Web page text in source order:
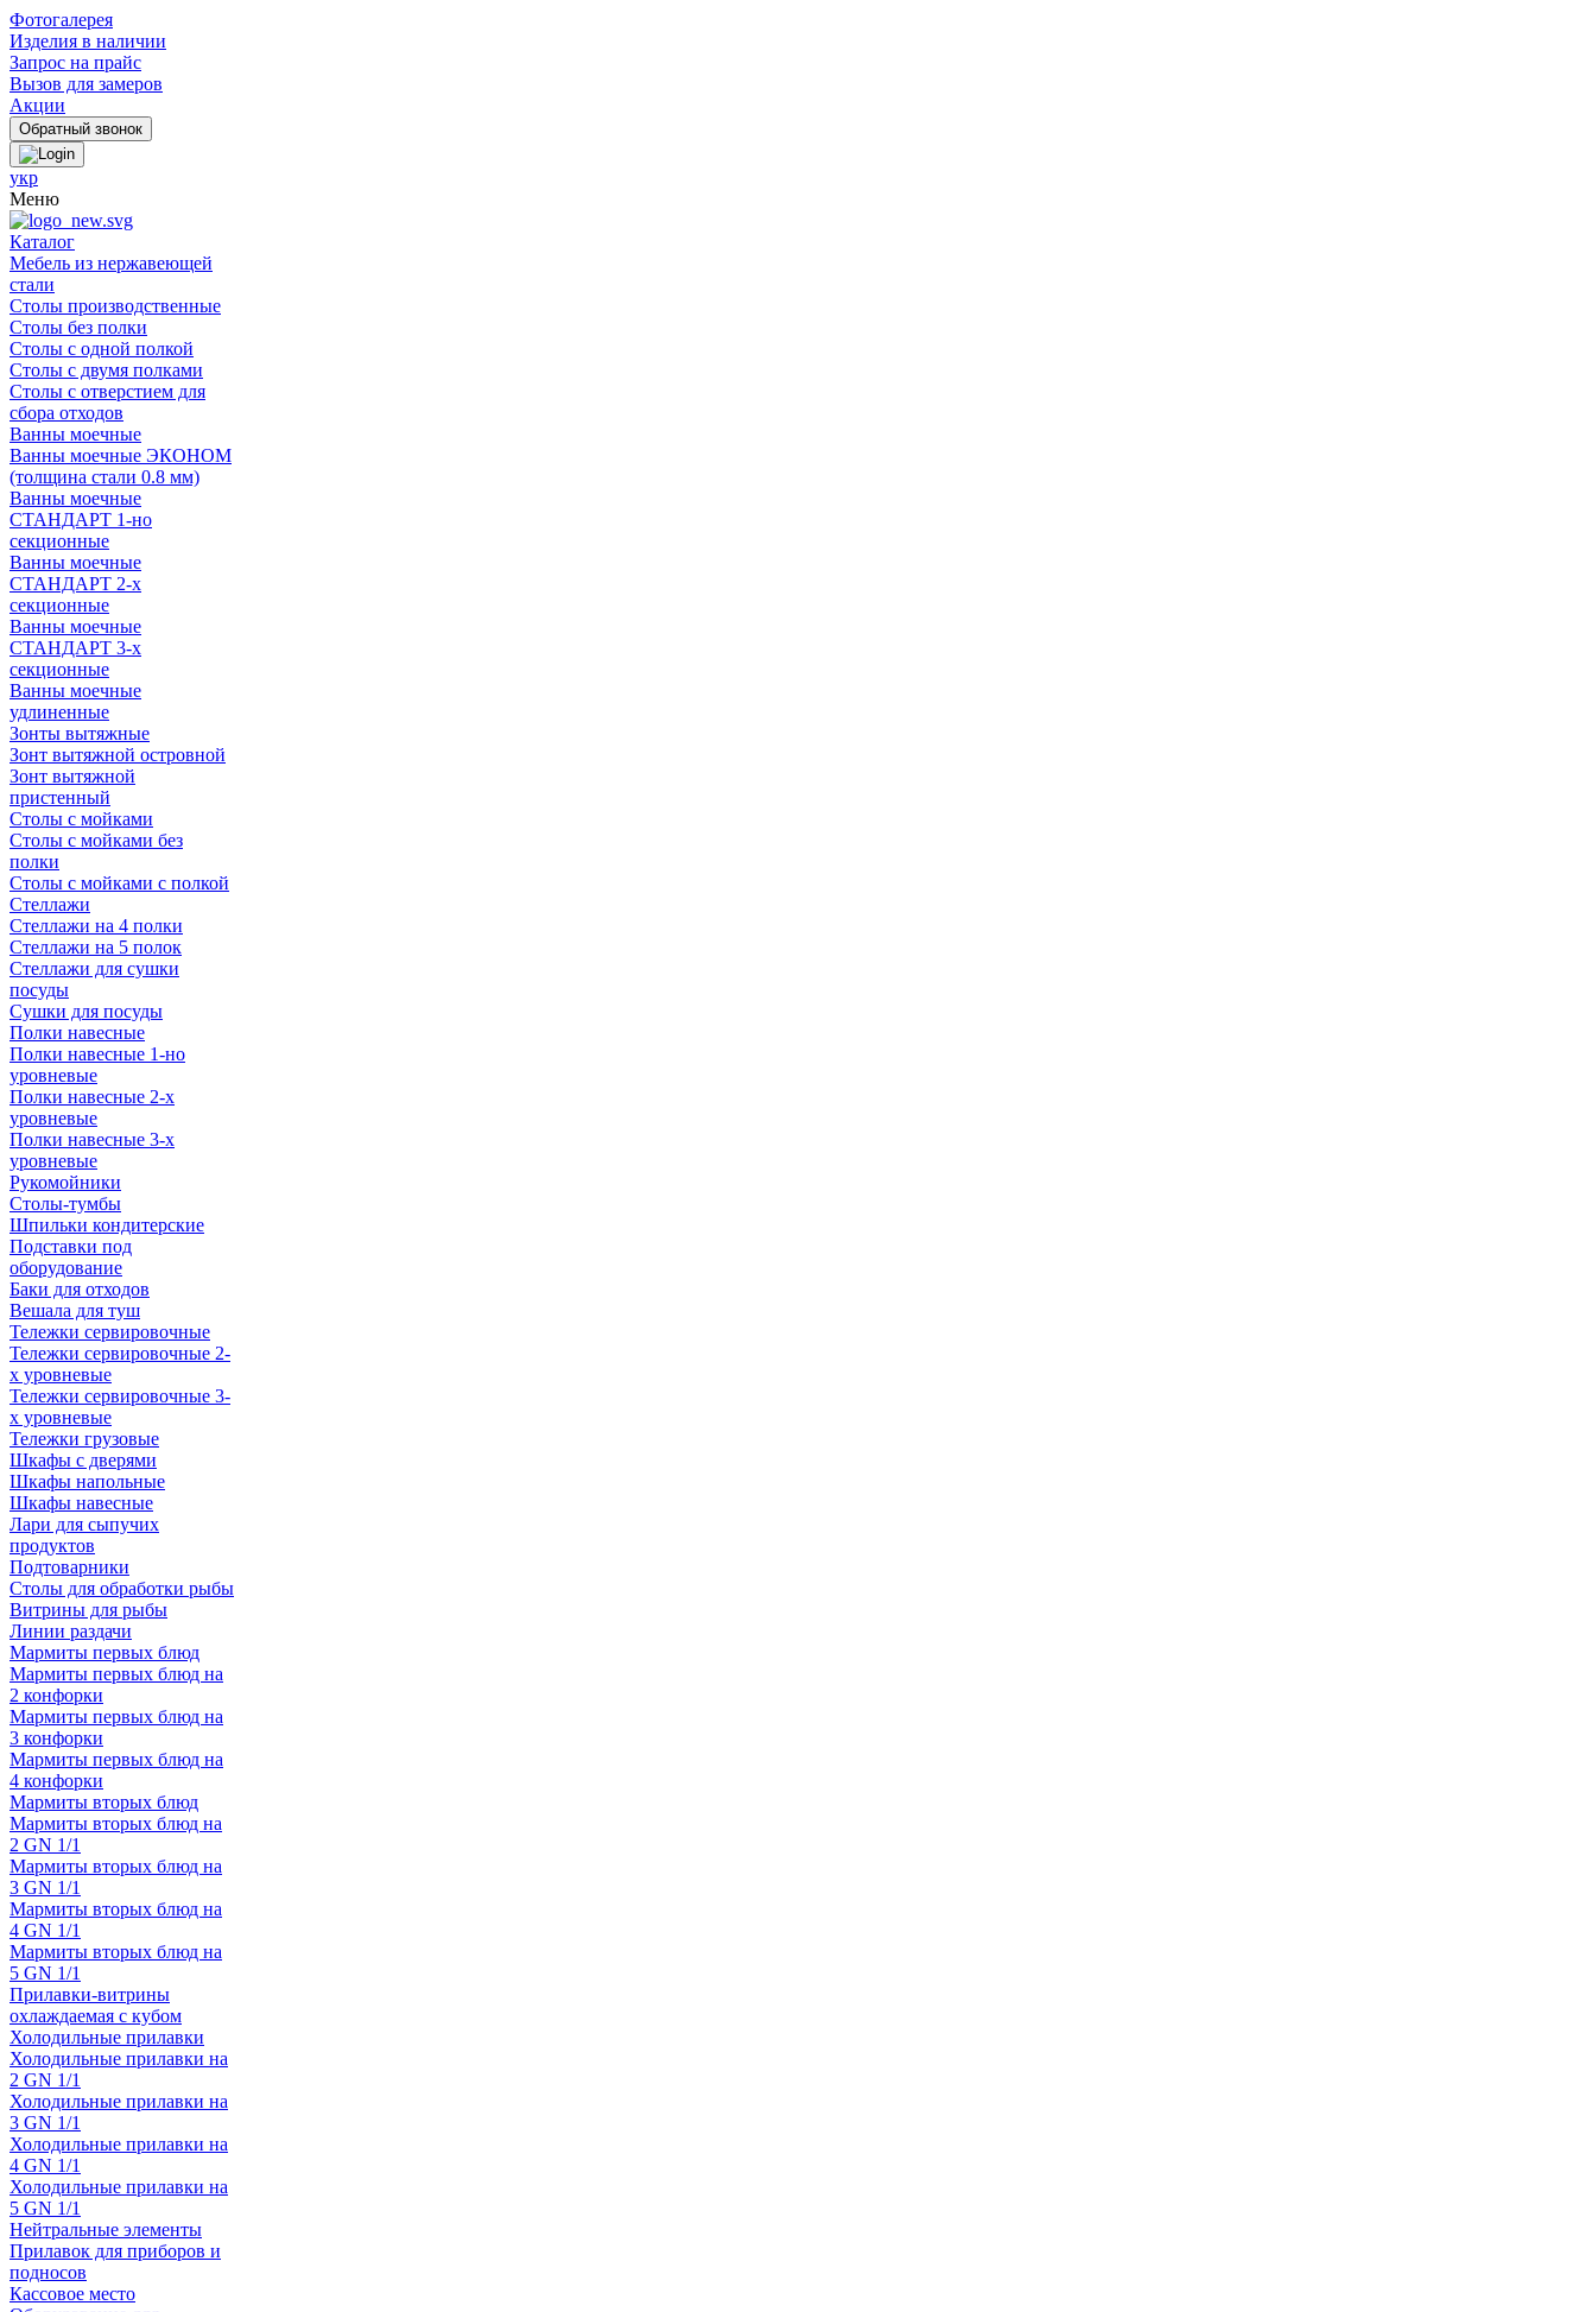
Фотогалерея
Изделия в наличии
Запрос на прайс
Вызов для замеров
Акции
укр
Меню
Каталог
Мебель из нержавеющей
стали
Столы производственные
Столы без полки
Столы с одной полкой
Столы с двумя полками
Столы с отверстием для
сбора отходов
Ванны моечные
Ванны моечные ЭКОНОМ
(толщина стали 0.8 мм)
Ванны моечные
СТАНДАРТ 1-но
секционные
Ванны моечные
СТАНДАРТ 2-х
секционные
Ванны моечные
СТАНДАРТ 3-х
секционные
Ванны моечные
удлиненные
Зонты вытяжные
Зонт вытяжной островной
Зонт вытяжной
пристенный
Столы с мойками
Столы с мойками без
полки
Столы с мойками с полкой
Стеллажи
Стеллажи на 4 полки
Стеллажи на 5 полок
Стеллажи для сушки
посуды
Сушки для посуды
Полки навесные
Полки навесные 1-но
уровневые
Полки навесные 2-х
уровневые
Полки навесные 3-х
уровневые
Рукомойники
Столы-тумбы
Шпильки кондитерские
Подставки под
оборудование
Баки для отходов
Вешала для туш
Тележки сервировочные
Тележки сервировочные 2-
х уровневые
Тележки сервировочные 3-
х уровневые
Тележки грузовые
Шкафы с дверями
Шкафы напольные
Шкафы навесные
Лари для сыпучих
продуктов
Подтоварники
Столы для обработки рыбы
Витрины для рыбы
Линии раздачи
Мармиты первых блюд
Мармиты первых блюд на
2 конфорки
Мармиты первых блюд на
3 конфорки
Мармиты первых блюд на
4 конфорки
Мармиты вторых блюд
Мармиты вторых блюд на
2 GN 1/1
Мармиты вторых блюд на
3 GN 1/1
Мармиты вторых блюд на
4 GN 1/1
Мармиты вторых блюд на
5 GN 1/1
Прилавки-витрины
охлаждаемая с кубом
Холодильные прилавки
Холодильные прилавки на
2 GN 1/1
Холодильные прилавки на
3 GN 1/1
Холодильные прилавки на
4 GN 1/1
Холодильные прилавки на
5 GN 1/1
Нейтральные элементы
Прилавок для приборов и
подносов
Кассовое место